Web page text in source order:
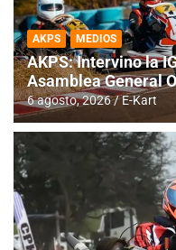
AKPS MEDIOS
AKPS: Intervino la
Asamblea General
6 agosto, 2026 E-Kart